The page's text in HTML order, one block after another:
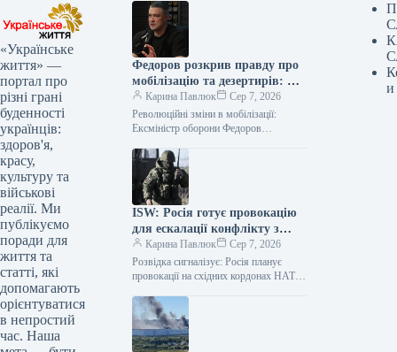
«Українське
життя» —
портал про
різні грані
буденності
українців:
здоров'я,
красу,
культуру та
військові
реалії. Ми
публікуємо
поради для
життя та
статті, які
допомагають
орієнтуватися
в непростий
час. Наша
Федоров розкрив правду про
мобілізацію та дезертирів: що
каже ексміністр
Карина Павлюк
Сер 7, 2026
Революційні зміни в мобілізації:
Ексміністр оборони Федоров
очільник оборонного відомства,
Михайло Федоров, поділився
інформацією про розроблений…
ISW: Росія готує провокацію
для ескалації конфлікту з
НАТО
Карина Павлюк
Сер 7, 2026
Розвідка сигналізує: Росія планує
провокації на східних кордонах НАТО
висловлювали занепокоєння щодо
потенційних провокацій з боку Росії…
и